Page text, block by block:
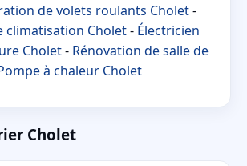
de volets roulants Cholet-
climatisation Cholet- Électricien
Cholet- Rénovation de salle de
à chaleur Cholet
Cholet